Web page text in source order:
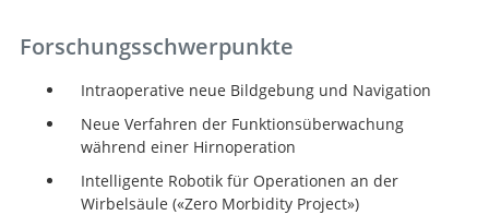
Forschungsschwerpunkte
Intraoperative neue Bildgebung und Navigation
Neue Verfahren der Funktionsüberwachung
während einer Hirnoperation
Intelligente Robotik für Operationen an der
Wirbelsäule («Zero Morbidity Project»)